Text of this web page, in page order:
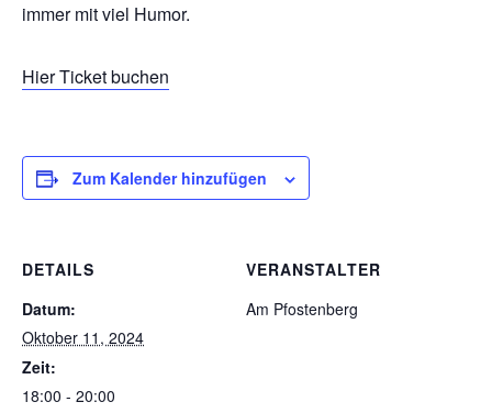
immer mit viel Humor.
Hier Ticket buchen
Zum Kalender hinzufügen
DETAILS
Datum:
Oktober 11, 2024
Zeit:
18:00 - 20:00
VERANSTALTER
Am Pfostenberg